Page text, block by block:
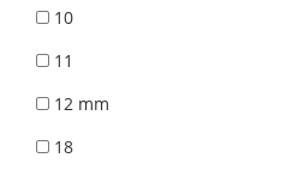
10
11
12 mm
18